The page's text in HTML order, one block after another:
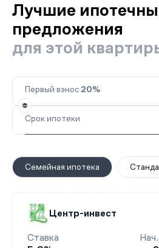
Лучшие
предложения
для этой
Первый взнос 20%
Срок ипотеки
Семейная ипотека
Центр-инвест
Ставка